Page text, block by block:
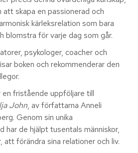
skapa en passionerad och
kärleksrelation som bara
blomstra för varje dag som går.
psykologer, coacher och
boken och rekommenderar den
en fristående uppföljare till
John, av författarna Anneli
Genom sin unika
har de hjälpt tusentals människor,
att förändra sina relationer och liv.